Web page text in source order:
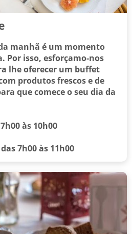
manhã é um momento
Por isso, esforçamo-nos
lhe oferecer um buffet
produtos frescos e de
que comece o seu dia da
às 10h00
7h00 às 11h00